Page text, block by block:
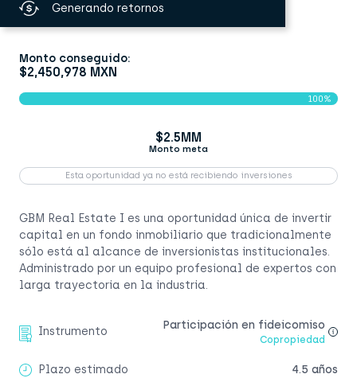
Generando retornos
Monto conseguido:
$2,450,978 MXN
100%
$2.5MM
Monto meta
Esta oportunidad ya no está recibiendo inversiones
GBM Real Estate I es una oportunidad única de invertir
capital en un fondo inmobiliario que tradicionalmente
sólo está al alcance de inversionistas institucionales.
Administrado por un equipo profesional de expertos con
larga trayectoria en la industria.
Instrumento Participación en fideicomiso
Copropiedad
Plazo estimado 4.5 años